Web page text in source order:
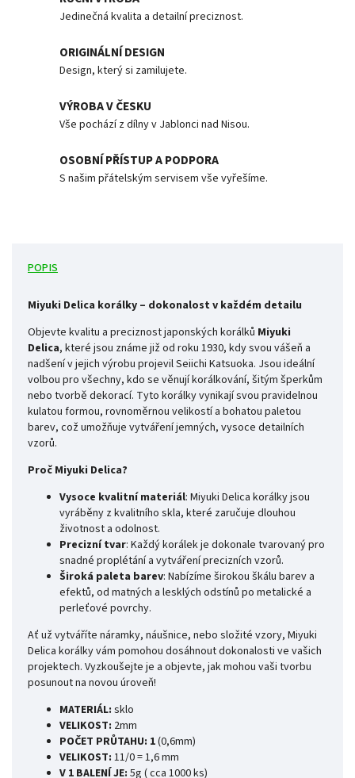
Jedinečná kvalita a detailní preciznost.
ORIGINÁLNÍ DESIGN
Design, který si zamilujete.
VÝROBA V ČESKU
Vše pochází z dílny v Jablonci nad Nisou.
OSOBNÍ PŘÍSTUP A PODPORA
S našim přátelským servisem vše vyřešíme.
POPIS
Miyuki Delica korálky – dokonalost v každém detailu
Objevte kvalitu a preciznost japonských korálků Miyuki
Delica, které jsou známe již od roku 1930, kdy svou vášeň a
nadšení v jejich výrobu projevil Seiichi Katsuoka. Jsou ideální
volbou pro všechny, kdo se věnují korálkování, šitým šperkům
nebo tvorbě dekorací. Tyto korálky vynikají svou pravidelnou
kulatou formou, rovnoměrnou velikostí a bohatou paletou
barev, což umožňuje vytváření jemných, vysoce detailních
vzorů.
Proč Miyuki Delica?
Vysoce kvalitní materiál: Miyuki Delica korálky jsou
vyráběny z kvalitního skla, které zaručuje dlouhou
životnost a odolnost.
Precizní tvar: Každý korálek je dokonale tvarovaný pro
snadné proplétání a vytváření precizních vzorů.
Široká paleta barev: Nabízíme širokou škálu barev a
efektů, od matných a lesklých odstínů po metalické a
perleťové povrchy.
Ať už vytváříte náramky, náušnice, nebo složité vzory, Miyuki
Delica korálky vám pomohou dosáhnout dokonalosti ve vašich
projektech. Vyzkoušejte je a objevte, jak mohou vaši tvorbu
posunout na novou úroveň!
MATERIÁL: sklo
VELIKOST: 2mm
POČET PRŮTAHU: 1(0,6mm)
VELIKOST: 11/0 = 1,6 mm
V 1 BALENÍ JE: 5g ( cca 1000 ks)